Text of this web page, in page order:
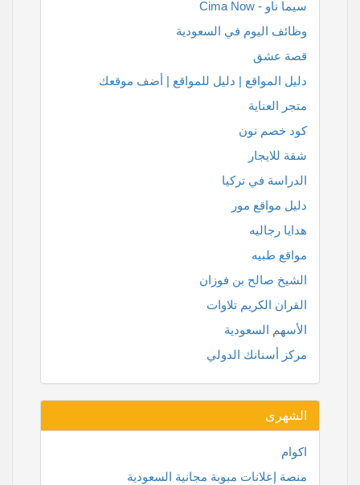
سيما ناو - Cima Now
وظائف اليوم في السعودية
قصة عشق
دليل المواقع | دليل للمواقع | أضف موقعك
متجر العناية
كود خصم نون
شقة للايجار
الدراسة في تركيا
دليل مواقع مور
هدايا رجاليه
مواقع طبيه
الشيخ صالح بن فوزان
القران الكريم تلاوات
الأسهم السعودية
مركز أسنانك الدولي
الشهرى
اكوام
منصة إعلانات مبوبة مجانية السعودية